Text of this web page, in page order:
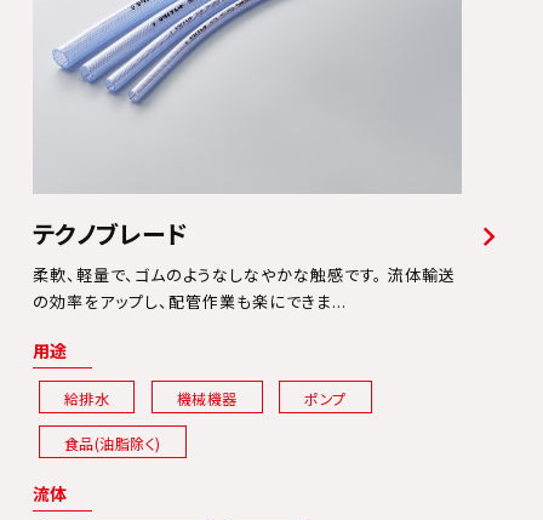
テクノブレード
柔軟、軽量で、ゴムのようなしなやかな触感です。 流体輸送
の効率をアップし、配管作業も楽にできま...
用途
給排水 機械機器 ポンプ
食品(油脂除く)
流体